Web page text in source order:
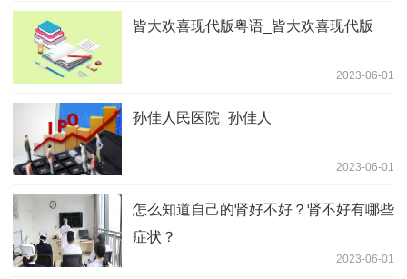
皆大欢喜现代版粤语_皆大欢喜现代版
2023-06-01
孙佳人民医院_孙佳人
2023-06-01
怎么知道自己的肾好不好？肾不好有哪些
症状？
2023-06-01